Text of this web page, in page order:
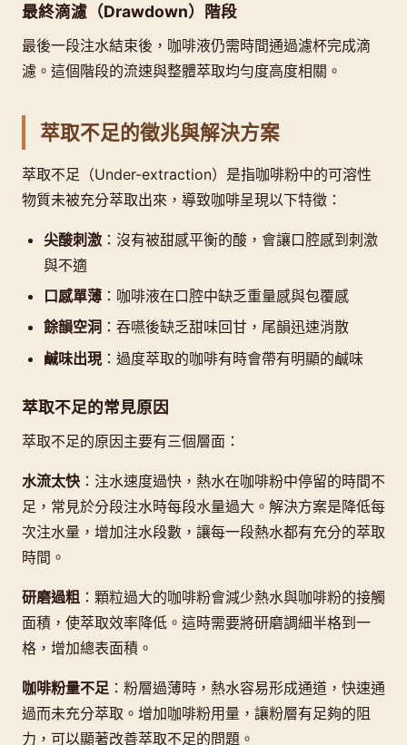
最終滴濾（Drawdown）階段
最後一段注水結束後，咖啡液仍需時間通過濾杯完成滴
濾。這個階段的流速與整體萃取均勻度高度相關。
萃取不足的徵兆與解決方案
萃取不足（Under-extraction）是指咖啡粉中的可溶性
物質未被充分萃取出來，導致咖啡呈現以下特徵：
尖酸刺激 ：沒有被甜感平衡的酸，會讓口腔感到刺激
與不適
口感單薄 ：咖啡液在口腔中缺乏重量感與包覆感
餘韻空洞 ：吞嚥後缺乏甜味回甘，尾韻迅速消散
鹹味出現 ：過度萃取的咖啡有時會帶有明顯的鹹味
萃取不足的常見原因
萃取不足的原因主要有三個層面：
水流太快 ：注水速度過快，熱水在咖啡粉中停留的時間不
足，常見於分段注水時每段水量過大。解決方案是降低每
次注水量，增加注水段數，讓每一段熱水都有充分的萃取
時間。
研磨過粗 ：顆粒過大的咖啡粉會減少熱水與咖啡粉的接觸
面積，使萃取效率降低。這時需要將研磨調細半格到一
格，增加總表面積。
咖啡粉量不足 ：粉層過薄時，熱水容易形成通道，快速通
過而未充分萃取。增加咖啡粉用量，讓粉層有足夠的阻
力，可以顯著改善萃取不足的問題。